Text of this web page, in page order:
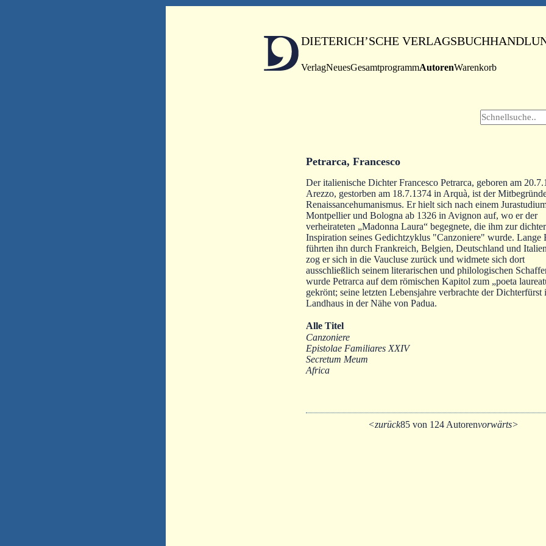
DIETERICH’SCHE
VerlagNeuesGesamtprogrammAutorenWarenkorb
Petrarca, Francesco
Der italienische Dichter Francesco Petrarca, geboren am
Arezzo, gestorben am 18.7.1374 in Arquà, ist der
Renaissancehumanismus. Er hielt sich nach einem
Montpellier und Bologna ab 1326 in Avignon auf, wo er der
verheirateten „Madonna Laura“ begegnete, die ihm zur
Inspiration seines Gedichtzyklus "Canzoniere" wurde. Lange
führten ihn durch Frankreich, Belgien, Deutschland und
zog er sich in die Vaucluse zurück und widmete sich dort
ausschließlich seinem literarischen und philologischen
wurde Petrarca auf dem römischen Kapitol zum „poeta
gekrönt; seine letzten Lebensjahre verbrachte der Dichterfürst
Landhaus in der Nähe von Padua.
Alle Titel
Canzoniere
Epistolae Familiares XXIV
Secretum Meum
Africa
<zurück85 von 124 Autorenvorwärts>